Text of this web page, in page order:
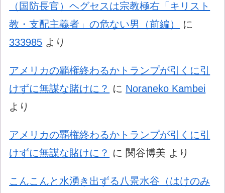
（国防長官）ヘグセスは宗教極右「キリスト
教・支配主義者」の危ない男（前編）
に
333985 より
アメリカの覇権終わるかトランプが引くに引
けずに無謀な賭けに？ に Noraneko Kambei
より
アメリカの覇権終わるかトランプが引くに引
けずに無謀な賭けに？ に 関谷博美 より
こんこんと水湧き出ずる八景水谷（はけのみ